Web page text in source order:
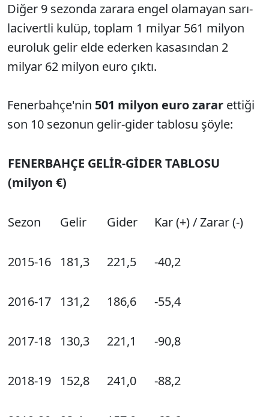
Diğer 9 sezonda zarara engel olamayan sarı-
lacivertli kulüp, toplam 1 milyar 561 milyon
euroluk gelir elde ederken kasasından 2
milyar 62 milyon euro çıktı.
Fenerbahçe'nin 501 milyon euro zarar ettiği
son 10 sezonun gelir-gider tablosu şöyle:
FENERBAHÇE GELİR-GİDER TABLOSU
(milyon €)
Sezon Gelir Gider Kar (+) / Zarar (-)
2015-16 181,3 221,5 -40,2
2016-17 131,2 186,6 -55,4
2017-18 130,3 221,1 -90,8
2018-19 152,8 241,0 -88,2